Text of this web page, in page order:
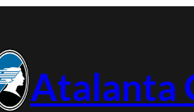
Atalanta